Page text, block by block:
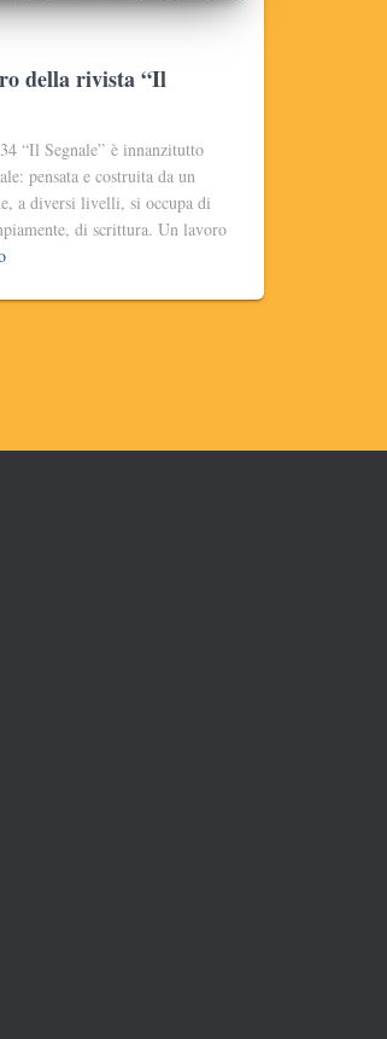
della rivista “Il
“Il Segnale” è innanzitutto
pensata e costruita da un
a diversi livelli, si occupa di
di scrittura. Un lavoro